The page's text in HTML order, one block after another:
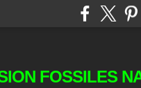
FOSSILES